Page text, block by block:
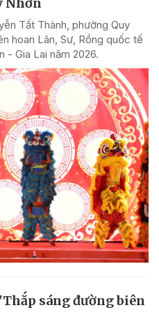
Tất Thành, phường Quy
hoan Lân, Sư, Rồng quốc tế
- Gia Lai năm 2026.
sáng đường biên